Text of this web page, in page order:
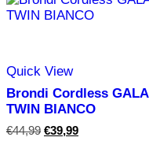
Quick View
Brondi Cordless GALA
TWIN BIANCO
€44,99 Il
€39,99Il